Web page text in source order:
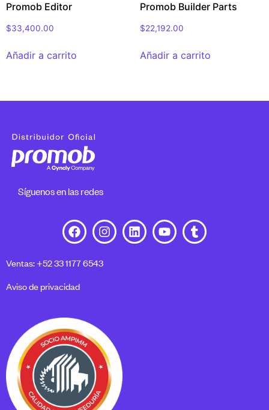
Promob Editor
$33,400.00
Añadir a carrito
Promob Builder Parts
$22,192.00
Añadir a carrito
Síguenos en las redes
Ventas: +52 33 1177 6543
Aviso de privacidad